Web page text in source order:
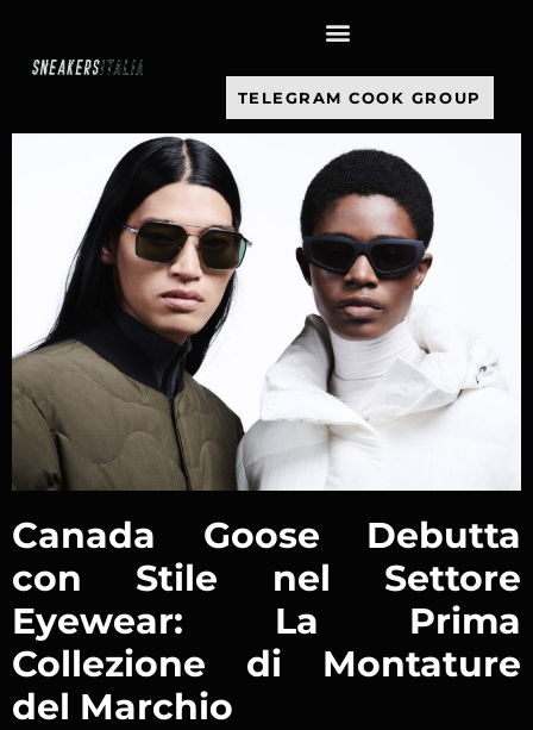
TELEGRAM COOK GROUP
Canada Goose Debutta
con Stile nel Settore
Eyewear: La Prima
Collezione di Montature
del Marchio